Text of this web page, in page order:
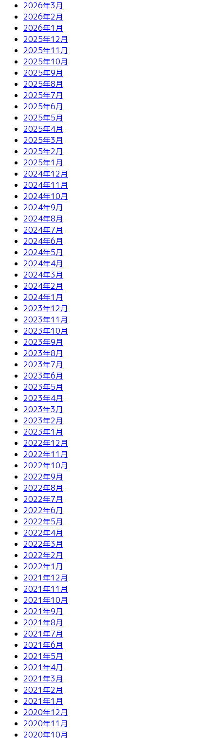
2026年3月
2026年2月
2026年1月
2025年12月
2025年11月
2025年10月
2025年9月
2025年8月
2025年7月
2025年6月
2025年5月
2025年4月
2025年3月
2025年2月
2025年1月
2024年12月
2024年11月
2024年10月
2024年9月
2024年8月
2024年7月
2024年6月
2024年5月
2024年4月
2024年3月
2024年2月
2024年1月
2023年12月
2023年11月
2023年10月
2023年9月
2023年8月
2023年7月
2023年6月
2023年5月
2023年4月
2023年3月
2023年2月
2023年1月
2022年12月
2022年11月
2022年10月
2022年9月
2022年8月
2022年7月
2022年6月
2022年5月
2022年4月
2022年3月
2022年2月
2022年1月
2021年12月
2021年11月
2021年10月
2021年9月
2021年8月
2021年7月
2021年6月
2021年5月
2021年4月
2021年3月
2021年2月
2021年1月
2020年12月
2020年11月
2020年10月